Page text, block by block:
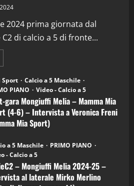
2024 prima giornata dal
di calcio a 5 di fronte...
Calcio a 5 Maschile
PIANO
Video - Calcio a 5
gara Mongiuffi Melia – Mamma Mia
(4-6) – Intervista a Veronica Freni
Mia Sport)
a 5 Maschile
PRIMO PIANO
- Calcio a 5
– Mongiuffi Melia 2024-25 –
al laterale Mirko Merlino
in Podcast: 29^ Puntata
28 Aprile 2026)
04/2026
in Podcast
in Podcast: 28^ Puntata
21 Aprile 2026)
04/2026
in Podcast: 27^ Puntata
14 Aprile 2026)
04/2026